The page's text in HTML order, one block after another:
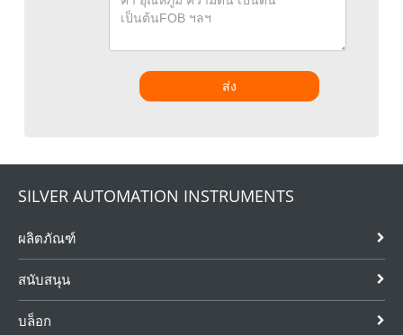
ส่ง
SILVER AUTOMATION INSTRUMENTS
ผลิตภัณฑ์
สนับสนุน
บล็อก